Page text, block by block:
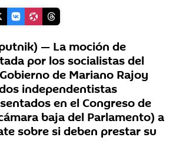
— La moción de
por los socialistas del
de Mariano Rajoy
independentistas
en el Congreso de
baja del Parlamento) a
sobre si deben prestar su